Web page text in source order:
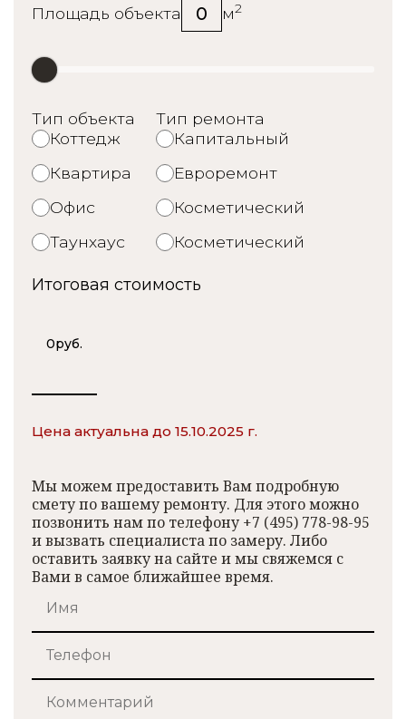
Площадь объекта 0 м2
Тип объекта
Коттедж
Квартира
Офис
Таунхаус
Тип ремонта
Капитальный
Евроремонт
Косметический
Косметический
Итоговая стоимость
0руб.
Цена актуальна до 15.10.2025 г.
Мы можем предоставить Вам подробную
смету по вашему ремонту. Для этого можно
позвонить нам по телефону +7 (495) 778-98-95
и вызвать специалиста по замеру. Либо
оставить заявку на сайте и мы свяжемся с
Вами в самое ближайшее время.